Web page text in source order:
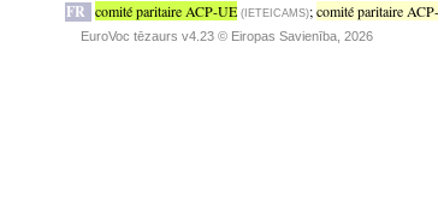
FR comité paritaire ACP-UE (IETEICAMS);comité paritaire
EuroVoc tēzaurs v4.23 © Eiropas Savienība, 2026